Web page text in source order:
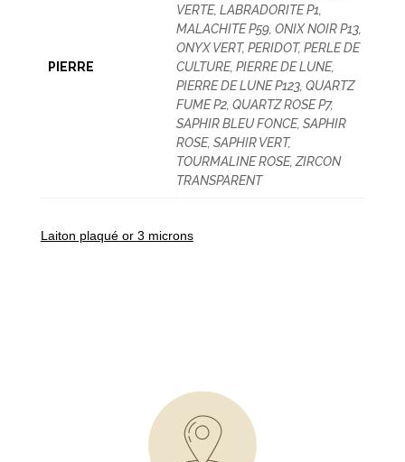
PIERRE
VERTE, LABRADORITE P1,
MALACHITE P59, ONIX NOIR P13,
ONYX VERT, PERIDOT, PERLE DE
CULTURE, PIERRE DE LUNE,
PIERRE DE LUNE P123, QUARTZ
FUME P2, QUARTZ ROSE P7,
SAPHIR BLEU FONCE, SAPHIR
ROSE, SAPHIR VERT,
TOURMALINE ROSE, ZIRCON
TRANSPARENT
Laiton plaqué or 3 microns